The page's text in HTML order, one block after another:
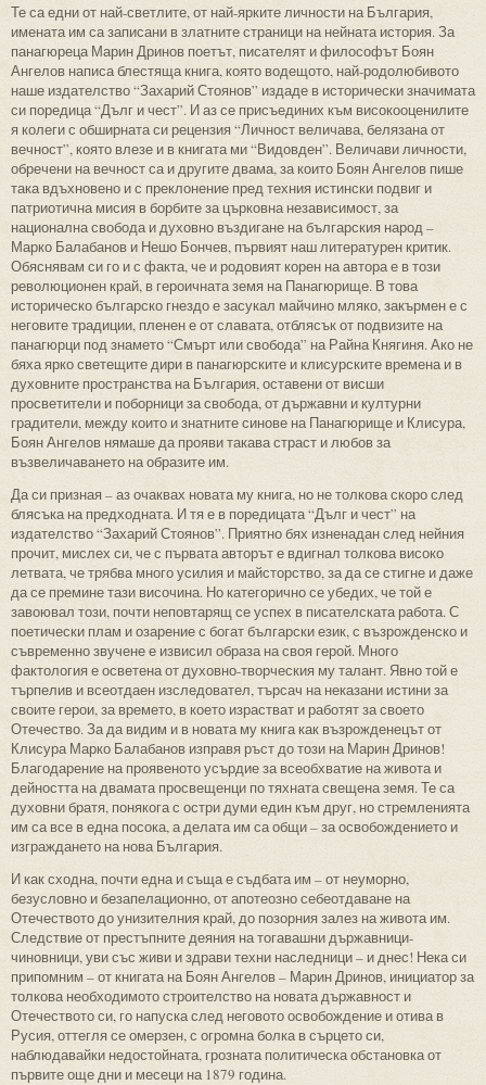
Те са едни от най-светлите, от най-ярките личности на България,
имената им са записани в златните страници на нейната история. За
панагюреца Марин Дринов поетът, писателят и философът Боян
Ангелов написа блестяща книга, която водещото, най-родолюбивото
наше издателство “Захарий Стоянов” издаде в исторически значимата
си поредица “Дълг и чест”. И аз се присъединих към високооценилите
я колеги с обширната си рецензия “Личност величава, белязана от
вечност”, която влезе и в книгата ми “Видовден”. Величави личности,
обречени на вечност са и другите двама, за които Боян Ангелов пише
така вдъхновено и с преклонение пред техния истински подвиг и
патриотична мисия в борбите за църковна независимост, за
национална свобода и духовно въздигане на българския народ –
Марко Балабанов и Нешо Бончев, първият наш литературен критик.
Обяснявам си го и с факта, че и родовият корен на автора е в този
революционен край, в героичната земя на Панагюрище. В това
историческо българско гнездо е засукал майчино мляко, закърмен е с
неговите традиции, пленен е от славата, отблясък от подвизите на
панагюрци под знамето “Смърт или свобода” на Райна Княгиня. Ако не
бяха ярко светещите дири в панагюрските и клисурските времена и в
духовните пространства на България, оставени от висши
просветители и поборници за свобода, от държавни и културни
градители, между които и знатните синове на Панагюрище и Клисура,
Боян Ангелов нямаше да прояви такава страст и любов за
възвеличаването на образите им.
Да си призная – аз очаквах новата му книга, но не толкова скоро след
блясъка на предходната. И тя е в поредицата “Дълг и чест” на
издателство “Захарий Стоянов”. Приятно бях изненадан след нейния
прочит, мислех си, че с първата авторът е вдигнал толкова високо
летвата, че трябва много усилия и майсторство, за да се стигне и даже
да се премине тази височина. Но категорично се убедих, че той е
завоювал този, почти неповтарящ се успех в писателската работа. С
поетически плам и озарение с богат български език, с възрожденско и
съвременно звучене е извисил образа на своя герой. Много
фактология е осветена от духовно-творческия му талант. Явно той е
търпелив и всеотдаен изследовател, търсач на неказани истини за
своите герои, за времето, в което израстват и работят за своето
Отечество. За да видим и в новата му книга как възрожденецът от
Клисура Марко Балабанов изправя ръст до този на Марин Дринов!
Благодарение на проявеното усърдие за всеобхватие на живота и
дейността на двамата просвещенци по тяхната свещена земя. Те са
духовни братя, понякога с остри думи един към друг, но стремленията
им са все в една посока, а делата им са общи – за освобождението и
изграждането на нова България.
И как сходна, почти една и съща е съдбата им – от неуморно,
безусловно и безапелационно, от апотеозно себеотдаване на
Отечеството до унизителния край, до позорния залез на живота им.
Следствие от престъпните деяния на тогавашни държавници-
чиновници, уви със живи и здрави техни наследници – и днес! Нека си
припомним – от книгата на Боян Ангелов – Марин Дринов, инициатор за
толкова необходимото строителство на новата държавност и
Отечеството си, го напуска след неговото освобождение и отива в
Русия, оттегля се омерзен, с огромна болка в сърцето си,
наблюдавайки недостойната, грозната политическа обстановка от
първите още дни и месеци на 1879 година.